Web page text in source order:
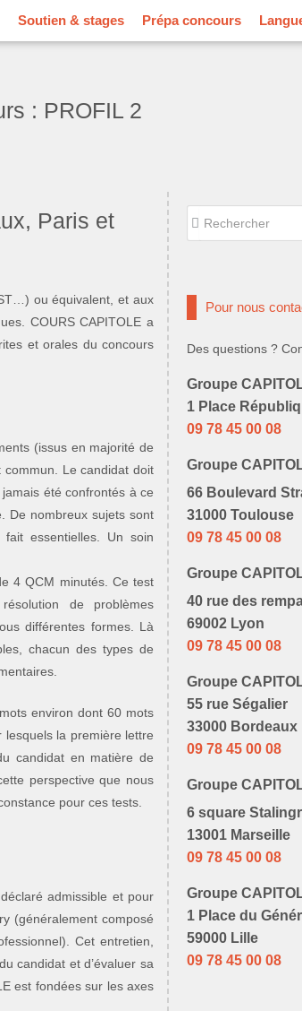
Soutien & stages Prépa concours
: PROFIL 2
Paris et
ou équivalent, et aux
COURS CAPITOLE a
et orales du concours
(issus en majorité de
Le candidat doit
été confrontés à ce
De nombreux sujets sont
essentielles. Un soin
4 QCM minutés. Ce test
de problèmes
différentes formes. Là
chacun des types de
environ dont 60 mots
la première lettre
candidat en matière de
perspective que nous
pour ces tests.
admissible et pour
(généralement composé
Cet entretien,
candidat et d’évaluer sa
est fondées sur les axes
Rechercher
Pour nous
Des questions ?
Groupe
1 Place
09 78 45 00 08
Groupe
66 Boulevard
31000 Toulouse
09 78 45 00 08
Groupe
40 rue des
69002 Lyon
09 78 45 00 08
Groupe
55 rue Ségalier
33000 Bordeaux
09 78 45 00 08
Groupe
6 square
13001 Marseille
09 78 45 00 08
Groupe
1 Place du
59000 Lille
09 78 45 00 08